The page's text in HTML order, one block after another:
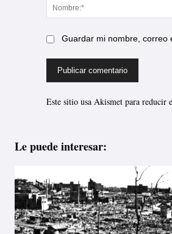
Guardar mi nombre, correo
Este sitio usa Akismet para reducir
Le puede interesar: